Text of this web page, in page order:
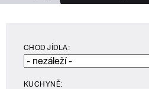
CHOD JÍDLA:
KUCHYNĚ: